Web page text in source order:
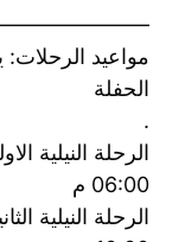
مواعيد الرحلات:
الحفلة
.
06:00 م